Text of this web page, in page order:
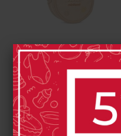
Portachupetes Miniland
Pacipocket Vanilla
10,90 €